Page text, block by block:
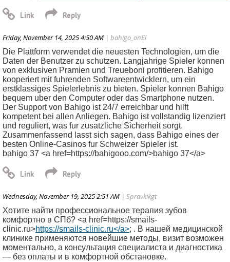
Friday, November 14, 2025 4:50 AM | bahigo_onEl
Die Plattform verwendet die neuesten Technologien, um die
Daten der Benutzer zu schutzen. Langjahrige Spieler konnen
von exklusiven Pramien und Treueboni profitieren. Bahigo
kooperiert mit fuhrenden Softwareentwicklern, um ein
erstklassiges Spielerlebnis zu bieten. Spieler konnen Bahigo
bequem uber den Computer oder das Smartphone nutzen.
Der Support von Bahigo ist 24/7 erreichbar und hilft
kompetent bei allen Anliegen. Bahigo ist vollstandig lizenziert
und reguliert, was fur zusatzliche Sicherheit sorgt.
Zusammenfassend lasst sich sagen, dass Bahigo eines der
besten Online-Casinos fur Schweizer Spieler ist.
bahigo 37 <a href=https://bahigooo.com/>bahigo 37</a>
Wednesday, November 19, 2025 2:51 AM | Spravkikgt
Хотите найти профессиональное терапия зубов
комфортно в СПб? <a href=https://smails-
clinic.ru>https://smails-clinic.ru</a>; . В нашей медицинской
клинике применяются новейшие методы, визит возможен
моментально, а консультация специалиста и диагностика
— без оплаты и в комфортной обстановке.